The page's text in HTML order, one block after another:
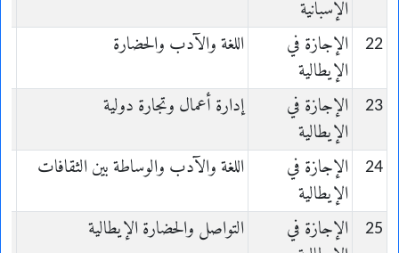
الإسبانية
22
الإجازة في
الإيطالية
اللغة والآدب والحضارة
23
الإجازة في
الإيطالية
إدارة أعمال وتجارة دولية
24
الإجازة في
الإيطالية
اللغة والآدب والوساطة بين الثقافات
25
الإجازة في
التواصل والحضارة الإيطالية